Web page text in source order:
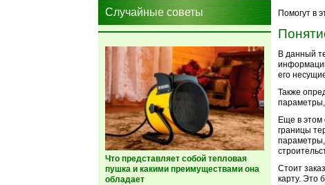
Случайные советы
Что представляет собой тепловая
пушка и какими преимуществами она
обладает
Помогут в
В данный
его
Также
Еще в этом
границы
параметры,
Стоит
карту. Это